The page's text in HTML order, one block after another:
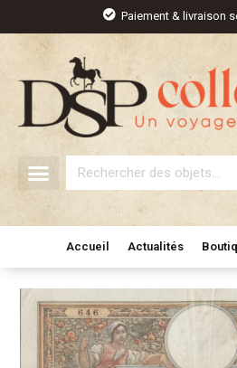
contenu
Paiement & livraison
Rechercher
Accueil Actualités